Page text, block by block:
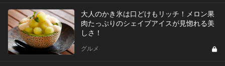
大人のかき氷は口どけもリッチ！メロン果
肉たっぷりのシェイブアイスが見惚れる美
しさ！
グルメ